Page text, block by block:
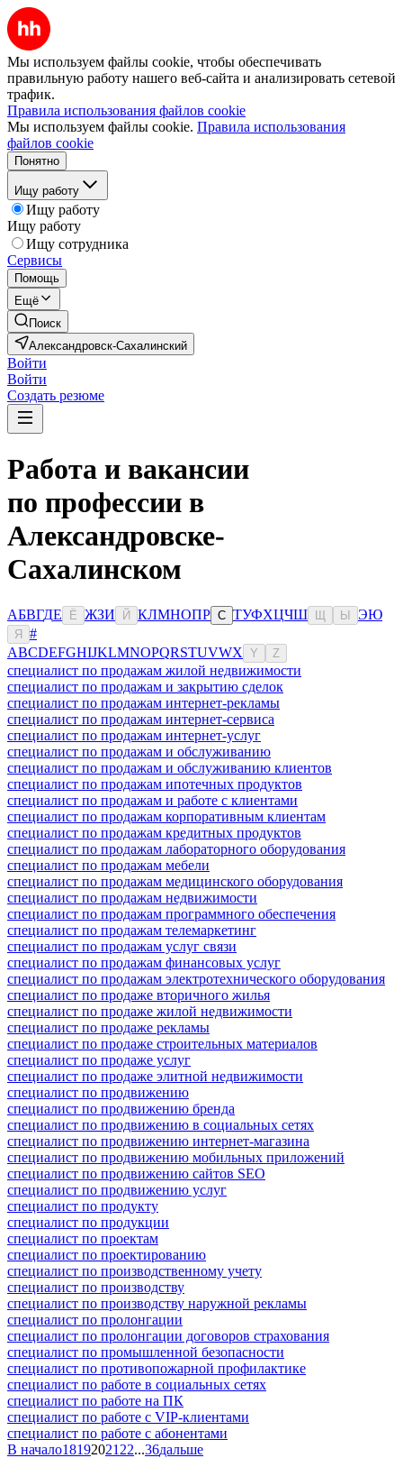
Мы используем файлы cookie, чтобы обеспечивать
правильную работу нашего веб-сайта и анализировать сетевой
трафик.
Правила использования файлов cookie
Мы используем файлы cookie. Правила использования
файлов cookie
Понятно
Ищу работу
Ищу работу
Ищу работу
Ищу сотрудника
Сервисы
Помощь
Ещё
Поиск
Александровск-Сахалинский
Войти
Войти
Создать резюме
Работа и вакансии
по профессии в
Александровске-
Сахалинском
АБВГДЕ Ё ЖЗИ Й КЛМНОПР С ТУФХЦЧШ Ы ЭЮ
Я
#
ABCDEFGHIJKLMNOPQRSTUVWX Y Z
специалист по продажам жилой недвижимости
специалист по продажам и закрытию сделок
специалист по продажам интернет-рекламы
специалист по продажам интернет-сервиса
специалист по продажам интернет-услуг
специалист по продажам и обслуживанию
специалист по продажам и обслуживанию клиентов
специалист по продажам ипотечных продуктов
специалист по продажам и работе с клиентами
специалист по продажам корпоративным клиентам
специалист по продажам кредитных продуктов
специалист по продажам лабораторного оборудования
специалист по продажам мебели
специалист по продажам медицинского оборудования
специалист по продажам недвижимости
специалист по продажам программного обеспечения
специалист по продажам телемаркетинг
специалист по продажам услуг связи
специалист по продажам финансовых услуг
специалист по продажам электротехнического оборудования
специалист по продаже вторичного жилья
специалист по продаже жилой недвижимости
специалист по продаже рекламы
специалист по продаже строительных материалов
специалист по продаже услуг
специалист по продаже элитной недвижимости
специалист по продвижению
специалист по продвижению бренда
специалист по продвижению в социальных сетях
специалист по продвижению интернет-магазина
специалист по продвижению мобильных приложений
специалист по продвижению сайтов SEO
специалист по продвижению услуг
специалист по продукту
специалист по продукции
специалист по проектам
специалист по проектированию
специалист по производственному учету
специалист по производству
специалист по производству наружной рекламы
специалист по пролонгации
специалист по пролонгации договоров страхования
специалист по промышленной безопасности
специалист по противопожарной профилактике
специалист по работе в социальных сетях
специалист по работе на ПК
специалист по работе с VIP-клиентами
специалист по работе с абонентами
В начало18192021 22...36дальше